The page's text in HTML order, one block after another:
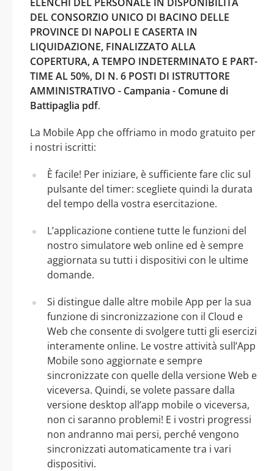
DEL CONSORZIO UNICO DI BACINO DELLE
PROVINCE DI NAPOLI E CASERTA IN
LIQUIDAZIONE, FINALIZZATO ALLA
COPERTURA, A TEMPO INDETERMINATO E PART-
TIME AL 50%, DI N. 6 POSTI DI ISTRUTTORE
AMMINISTRATIVO - Campania - Comune di
Battipaglia pdf.
La Mobile App che offriamo in modo gratuito per
i nostri iscritti:
È facile! Per iniziare, è sufficiente fare clic sul
pulsante del timer: scegliete quindi la durata
del tempo della vostra esercitazione.
L’applicazione contiene tutte le funzioni del
nostro simulatore web online ed è sempre
aggiornata su tutti i dispositivi con le ultime
domande.
Si distingue dalle altre mobile App per la sua
funzione di sincronizzazione con il Cloud e
Web che consente di svolgere tutti gli esercizi
interamente online. Le vostre attività sull’App
Mobile sono aggiornate e sempre
sincronizzate con quelle della versione Web e
viceversa. Quindi, se volete passare dalla
versione desktop all’app mobile o viceversa,
non ci saranno problemi! E i vostri progressi
non andranno mai persi, perché vengono
sincronizzati automaticamente tra i vari
dispositivi.